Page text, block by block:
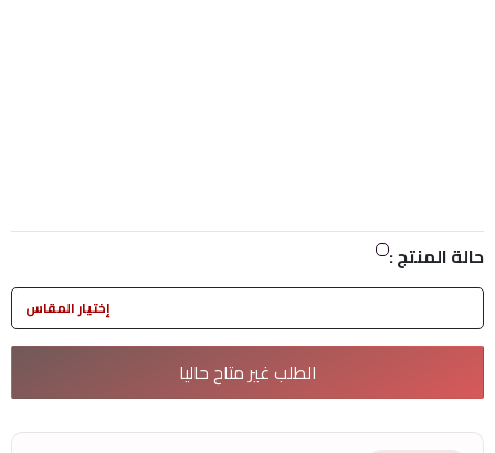
حالة المنتج :
إختيار المقاس
الطلب غير متاح حاليا